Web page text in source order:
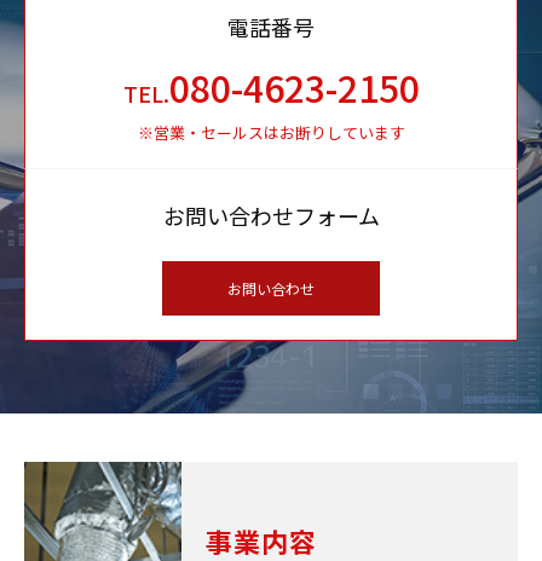
電話番号
TEL.080-4623-2150
※営業・セールスはお断りしています
お問い合わせフォーム
お問い合わせ
事業内容